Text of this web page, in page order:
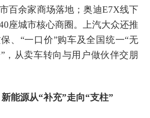
百余家商场落地；奥迪E7X线下
座城市核心商圈。上汽大众还推
、“一口价”购车及全国统一“无
，从卖车转向与用户做伙伴交朋
能源从“补充”走向“支柱”